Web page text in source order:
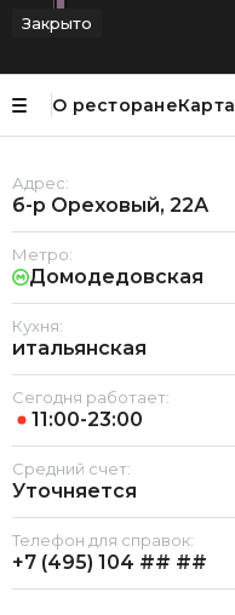
Закрыто
О ресторанеКарта
Адрес:
б-р Ореховый, 22А
Метро:
Домодедовская
Кухня:
итальянская
Сегодня работает:
11:00-23:00
Средний счет:
Уточняется
Телефон для справок:
+7 (495) 104 ## ##